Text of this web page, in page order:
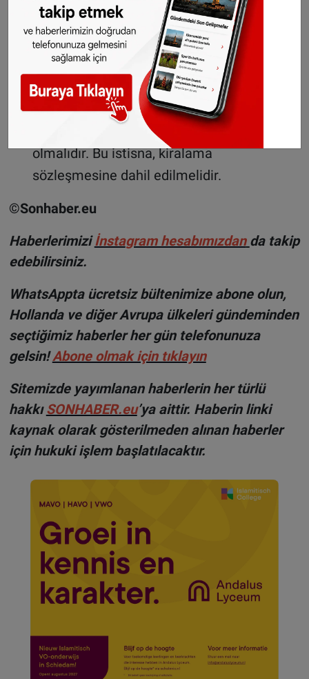
geçici olarak kiraya verebilir.
Ayrıca, ev sahiplerinin, bir akrabayı
barındırmak istediklerinde kiralama
sözleşmesini iptal etme hakkı olduğu
kararlaştırıldı. Bu, birinci dereceden bir
akraba, örneğin bir çocuk veya ebeveyn
olmalıdır. Bu istisna, kiralama
sözleşmesine dahil edilmelidir.
©Sonhaber.eu
Haberlerimiziİnstagram hesabımızdan da takip
edebilirsiniz.
WhatsAppta ücretsiz bültenimize abone olun,
Hollanda ve diğer Avrupa ülkeleri gündeminden
seçtiğimiz haberler her gün telefonunuza
gelsin!Abone olmak için tıklayın
Sitemizde yayımlanan haberlerin her türlü
hakkıSONHABER.eu’ya aittir. Haberin linki
kaynak olarak gösterilmeden alınan haberler
için hukuki işlem başlatılacaktır.